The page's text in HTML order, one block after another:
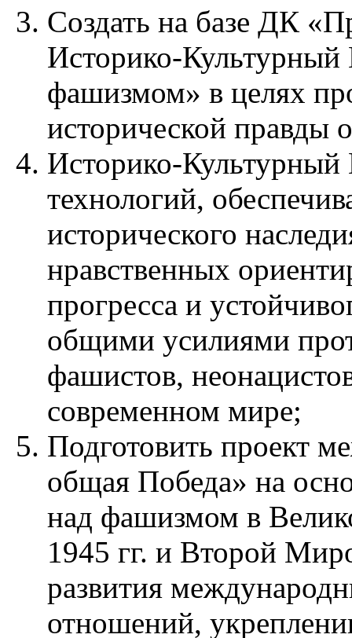
Создать на базе ДК
Историко-
фашизмом» в целях
исторической правды
Историко-Культурный
технологий,
исторического
нравственных
прогресса и
общими усилиями
фашистов,
современном мире;
Подготовить проект
общая Победа» на
над фашизмом в
1945 гг. и Второй
развития
отношений,